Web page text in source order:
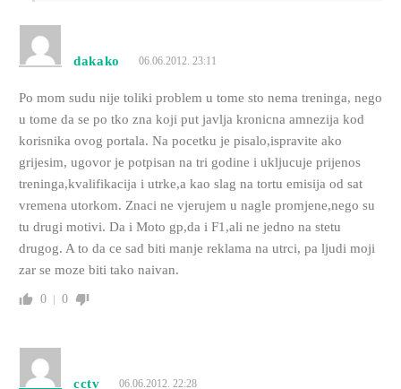
dakako 06.06.2012. 23:11
Po mom sudu nije toliki problem u tome sto nema treninga, nego
u tome da se po tko zna koji put javlja kronicna amnezija kod
korisnika ovog portala. Na pocetku je pisalo,ispravite ako
grijesim, ugovor je potpisan na tri godine i ukljucuje prijenos
treninga,kvalifikacija i utrke,a kao slag na tortu emisija od sat
vremena utorkom. Znaci ne vjerujem u nagle promjene,nego su
tu drugi motivi. Da i Moto gp,da i F1,ali ne jedno na stetu
drugog. A to da ce sad biti manje reklama na utrci, pa ljudi moji
zar se moze biti tako naivan.
0 0
cctv 06.06.2012. 22:28